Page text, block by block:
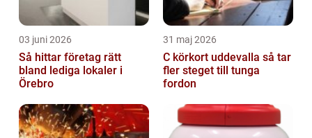
03 juni 2026
Så hittar företag rätt
bland lediga lokaler i
Örebro
31 maj 2026
C körkort uddevalla så tar
fler steget till tunga
fordon